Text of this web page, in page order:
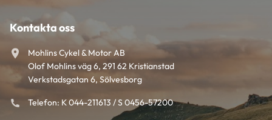
Kontakta oss
Mohlins Cykel & Motor AB
Olof Mohlins väg 6, 291 62 Kristianstad
Verkstadsgatan 6, Sölvesborg
Telefon: K 044-211613 / S 0456-57200